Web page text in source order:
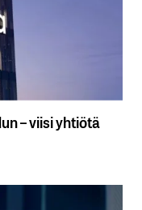
– viisi yhtiötä